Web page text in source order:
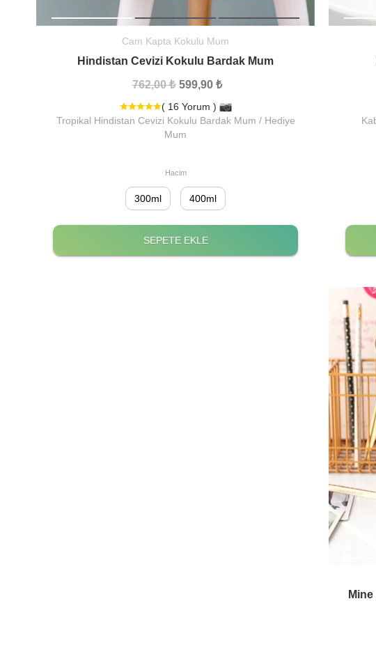
Cam Kapta Kokulu Mum
Hindistan Cevizi Kokulu Bardak Mum
762,00 ₺ 599,90 ₺
( 16 Yorum )
Tropikal Hindistan Cevizi Kokulu Bardak Mum / Hediye
Mum
Hacim
300ml 400ml
SEPETE EKLE